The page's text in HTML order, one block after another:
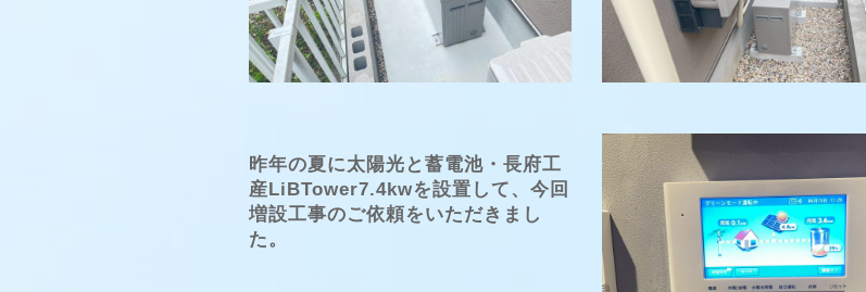
昨年の夏に太陽光と蓄電池・長府工
産LiBTower7.4kwを設置して、今回
増設工事のご依頼をいただきまし
た。